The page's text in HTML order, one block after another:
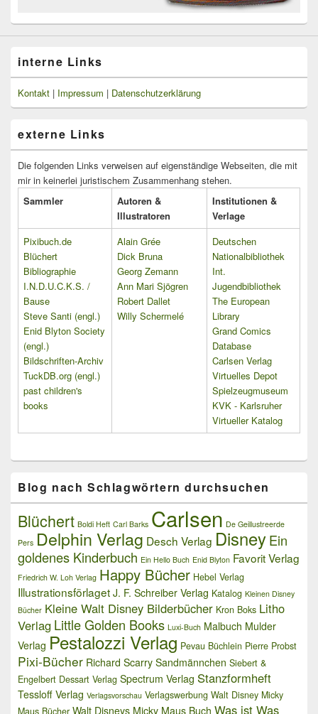
interne Links
Kontakt | Impressum | Datenschutzerklärung
externe Links
Die folgenden Links verweisen auf eigenständige Webseiten, die mit
mir in keinerlei juristischem Zusammenhang stehen.
Sammler
Autoren &
Illustratoren
Institutionen &
Verlage
Pixibuch.de
Blüchert
Bibliographie
I.N.D.U.C.K.S. /
Bause
Steve Santi (engl.)
Enid Blyton Society
(engl.)
Bildschriften-Archiv
TuckDB.org (engl.)
past children's
books
Alain Grée
Dick Bruna
Georg Zemann
Ann Mari Sjögren
Robert Dallet
Willy Schermelé
Deutschen
Nationalbibliothek
Int.
Jugendbibliothek
The European
Library
Grand Comics
Database
Carlsen Verlag
Virtuelles Depot
Spielzeugmuseum
KVK - Karlsruher
Virtueller Katalog
Blog nach Schlagwörtern durchsuchen
Blüchert Boldi Heft Carl Barks Carlsen De Geillustreerde
Pers Delphin Verlag Desch Verlag DisneyEin
goldenes Kinderbuch Ein Hello Buch Enid Blyton Favorit Verlag
Friedrich W. Loh Verlag Happy Bücher Hebel Verlag
Illustrationsförlaget J. F. Schreiber Verlag Katalog Kleinen Disney
Bücher Kleine Walt Disney Bilderbücher Kron Boks Litho
Verlag Little Golden Books Luxi-Buch Malbuch Mulder
Verlag Pestalozzi Verlag Pevau Büchlein Pierre Probst
Pixi-Bücher Richard Scarry Sandmännchen Siebert &
Engelbert Dessart Verlag Spectrum Verlag Stanzformheft
Tessloff Verlag Verlagsvorschau Verlagswerbung Walt Disney Micky
Maus Bücher Walt Disneys Micky Maus Buch Was ist Was